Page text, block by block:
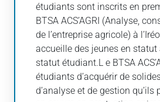
étudiants sont inscrits en
BTSA ACS’AGRI (Analyse,
de l’entreprise agricole) à
accueille des jeunes en statut
statut étudiant.L e BTSA
étudiants d’acquérir de
d’analyse et de gestion qu’ils